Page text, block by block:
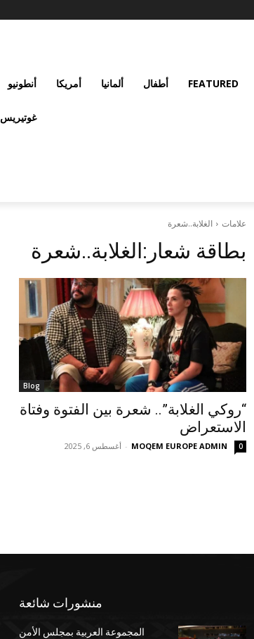
FEATURED أطفال ألمانيا أمريكا أنطونيو
غوتيريس
علامات الغلابة..شعرة
بطاقة شعار:الغلابة..شعرة
Blog
“روكي الغلابة”.. شعرة بين الفتوة وفتاة
الاستعراض
MOQEM EUROPE ADMIN
- أغسطس 6, 2025 0
منشورات شائعة
المجموعة العربية بمجلس الأمن